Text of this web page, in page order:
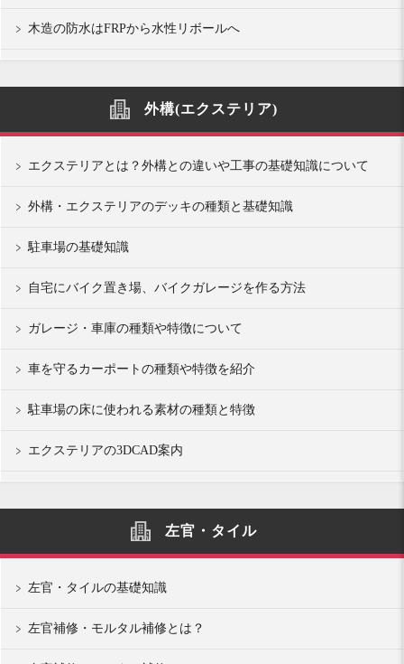
木造の防水はFRPから水性リボールへ
外構(エクステリア)
エクステリアとは？外構との違いや工事の基礎知識について
外構・エクステリアのデッキの種類と基礎知識
駐車場の基礎知識
自宅にバイク置き場、バイクガレージを作る方法
ガレージ・車庫の種類や特徴について
車を守るカーポートの種類や特徴を紹介
駐車場の床に使われる素材の種類と特徴
エクステリアの3DCAD案内
左官・タイル
左官・タイルの基礎知識
左官補修・モルタル補修とは？